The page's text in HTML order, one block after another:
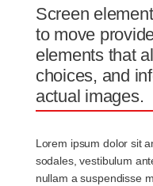
Screen
to move
elements that
choices, and
actual images.
Lorem ipsum dolor sit
sodales, vestibulum
nullam a suspendisse